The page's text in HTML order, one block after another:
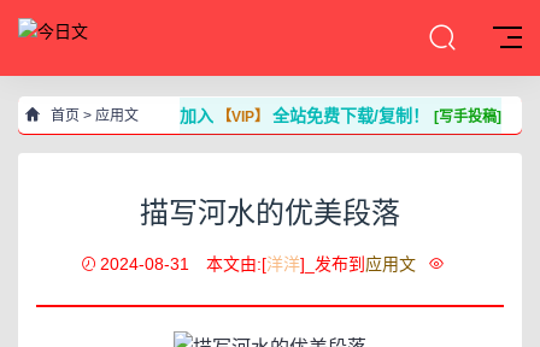
首页 > 应用文 加入 【VIP】全站免费下载/复制！[写手投稿]
描写河水的优美段落
2024-08-31 本文由:[洋洋]_发布到 应用文